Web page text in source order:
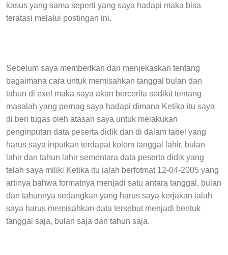
kasus yang sama seperti yang saya hadapi maka bisa
teratasi melalui postingan ini.
Sebelum saya memberikan dan menjekaskan tentang
bagaimana cara untuk memisahkan tanggal bulan dan
tahun di exel maka saya akan bercerita sedikit tentang
masalah yang pernag saya hadapi dimana Ketika itu saya
di beri tugas oleh atasan saya untuk melakukan
penginputan data peserta didik dan di dalam tabel yang
harus saya inputkan terdapat kolom tanggal lahir, bulan
lahir dan tahun lahir sementara data peserta didik yang
telah saya miliki Ketika itu ialah berfotmat 12-04-2005 yang
artinya bahwa formatnya menjadi satu antara tanggal, bulan
dan tahunnya sedangkan yang harus saya kerjakan ialah
saya harus memisahkan data tersebut menjadi bentuk
tanggal saja, bulan saja dan tahun saja.